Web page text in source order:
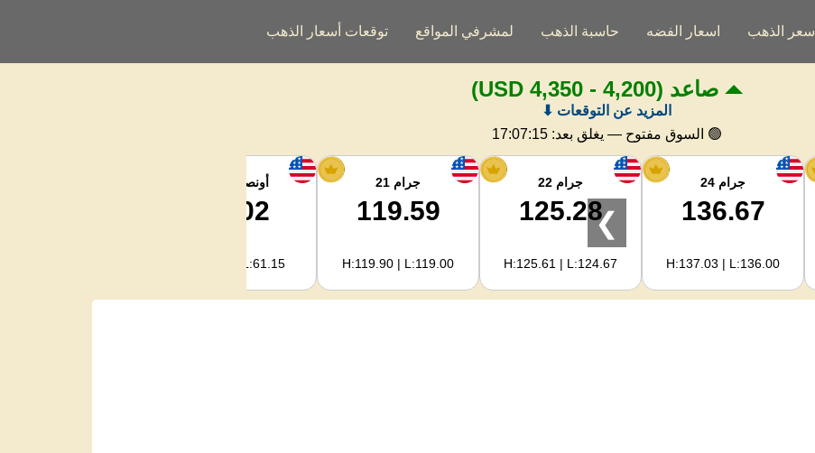
سعر الذهب اسعار الفضه حاسبة الذهب لمشرفي المواقع توقعات أسعار الذهب
صاعد (4,200 - 4,350 USD)
المزيد عن التوقعات ⬇
🟢 السوق مفتوح — يغلق بعد: 17:07:14
جرام 24
136.67
H:137.03 | L:136.00
جرام 22
125.28
H:125.61 | L:124.67
جرام 21
119.59
H:119.90 | L:119.00
أونصة الفضة
62.02
H:62.32 | L:61.15
❯